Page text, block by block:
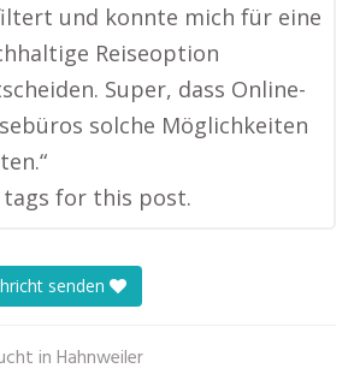
und konnte mich für eine
Reiseoption
Super, dass Online-
solche Möglichkeiten
tags for this post.
senden
in Hahnweiler